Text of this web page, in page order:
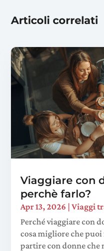
Articoli correlati
Viaggiare con
perchè farlo?
Apr 13, 2026 |Viaggi
Perché viaggiare con
cosa migliore che
partire con donne che